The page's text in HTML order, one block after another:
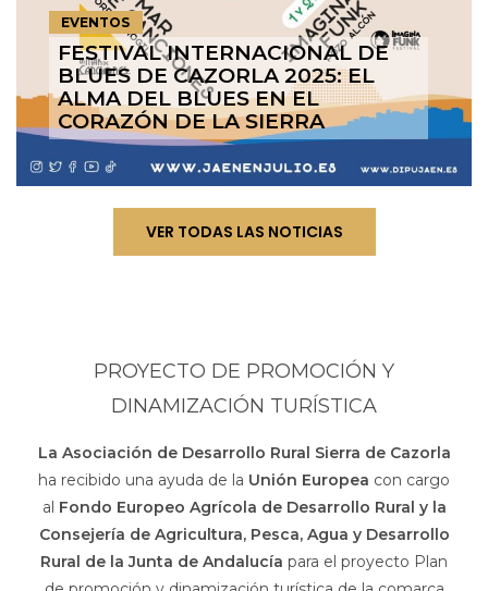
EVENTOS
FESTIVAL INTERNACIONAL DE
BLUES DE CAZORLA 2025: EL
ALMA DEL BLUES EN EL
CORAZÓN DE LA SIERRA
VER TODAS LAS NOTICIAS
PROYECTO DE PROMOCIÓN Y
DINAMIZACIÓN TURÍSTICA
La Asociación de Desarrollo Rural Sierra de Cazorla
ha recibido una ayuda de la Unión Europea con cargo
al Fondo Europeo Agrícola de Desarrollo Rural y la
Consejería de Agricultura, Pesca, Agua y Desarrollo
Rural de la Junta de Andalucía para el proyecto Plan